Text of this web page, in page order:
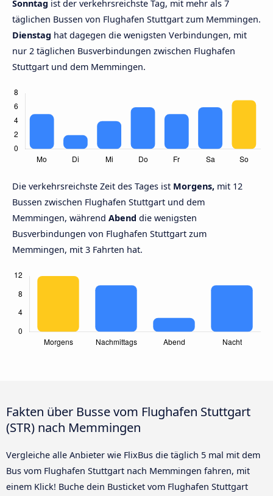
Sonntag ist der verkehrsreichste Tag, mit mehr als 7
täglichen Bussen von Flughafen Stuttgart zum Memmingen.
Dienstag hat dagegen die wenigsten Verbindungen, mit
nur 2 täglichen Busverbindungen zwischen Flughafen
Stuttgart und dem Memmingen.
Die verkehrsreichste Zeit des Tages ist Morgens, mit 12
Bussen zwischen Flughafen Stuttgart und dem
Memmingen, während Abend die wenigsten
Busverbindungen von Flughafen Stuttgart zum
Memmingen, mit 3 Fahrten hat.
Fakten über Busse vom Flughafen Stuttgart
(STR) nach Memmingen
Vergleiche alle Anbieter wie FlixBus die täglich 5 mal mit dem
Bus vom Flughafen Stuttgart nach Memmingen fahren, mit
einem Klick! Buche dein Busticket vom Flughafen Stuttgart